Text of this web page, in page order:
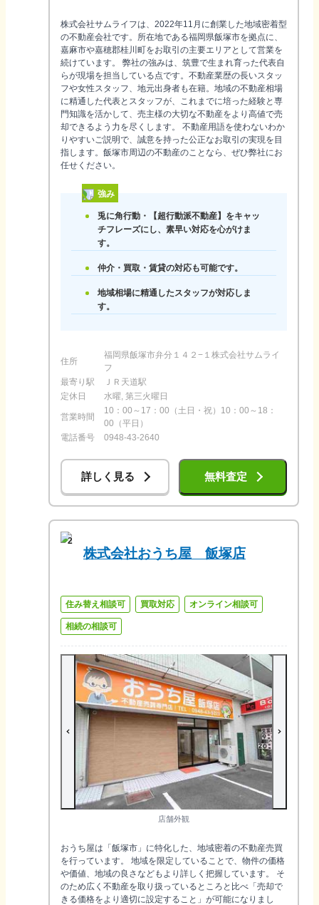
株式会社サムライフは、2022年11月に創業した地域密着型
の不動産会社です。所在地である福岡県飯塚市を拠点に、
嘉麻市や嘉穂郡桂川町をお取引の主要エリアとして営業を
続けています。 弊社の強みは、筑豊で生まれ育った代表自
らが現場を担当している点です。不動産業歴の長いスタッ
フや女性スタッフ、地元出身者も在籍。地域の不動産相場
に精通した代表とスタッフが、これまでに培った経験と専
門知識を活かして、売主様の大切な不動産をより高値で売
却できるよう力を尽くします。 不動産用語を使わないわか
りやすいご説明で、誠意を持った公正なお取引の実現を目
指します。飯塚市周辺の不動産のことなら、ぜひ弊社にお
任せください。
強み
兎に角行動・【超行動派不動産】をキャッ
チフレーズにし、素早い対応を心がけま
す。
仲介・買取・賃貸の対応も可能です。
地域相場に精通したスタッフが対応しま
す。
住所
福岡県飯塚市弁分１４２−１株式会社サムライ
フ
最寄り駅
ＪＲ天道駅
定休日
水曜, 第三火曜日
営業時間
10：00～17：00（土日・祝）10：00～18：
00（平日）
電話番号
0948-43-2640
詳しく見る 無料査定
2
株式会社おうち屋 飯塚店
住み替え相談可 買取対応 オンライン相談可
相続の相談可
店舗外観
おうち屋は「飯塚市」に特化した、地域密着の不動産売買
を行っています。 地域を限定していることで、物件の価格
や価値、地域の良さなどもより詳しく把握しています。 そ
のため広く不動産を取り扱っているところと比べ「売却で
きる価格をより適切に設定すること」が可能になりまし